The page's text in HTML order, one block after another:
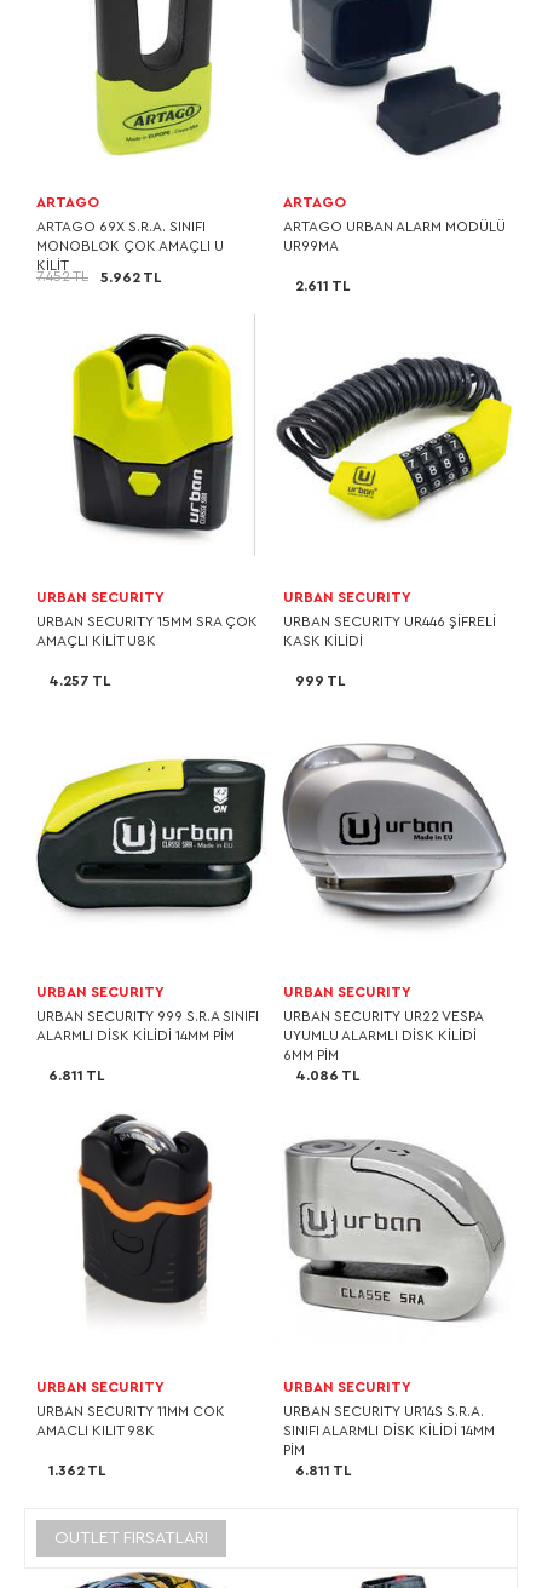
ARTAGO
ARTAGO 69X S.R.A. SINIFI
MONOBLOK ÇOK AMAÇLI U
KİLİT
7.452 TL 5.962 TL
ARTAGO
ARTAGO URBAN ALARM MODÜLÜ
UR99MA
2.611 TL
URBAN SECURITY
URBAN SECURITY 15MM SRA ÇOK
AMAÇLI KİLİT U8K
4.257 TL
URBAN SECURITY
URBAN SECURITY UR446 ŞİFRELİ
KASK KİLİDİ
999 TL
URBAN SECURITY
URBAN SECURITY 999 S.R.A SINIFI
ALARMLI DİSK KİLİDİ 14MM PİM
6.811 TL
URBAN SECURITY
URBAN SECURITY UR22 VESPA
UYUMLU ALARMLI DİSK KİLİDİ
6MM PİM
4.086 TL
URBAN SECURITY
URBAN SECURITY 11MM COK
AMACLI KILIT 98K
1.362 TL
URBAN SECURITY
URBAN SECURITY UR14S S.R.A.
SINIFI ALARMLI DİSK KİLİDİ 14MM
PİM
6.811 TL
OUTLET FIRSATLARI